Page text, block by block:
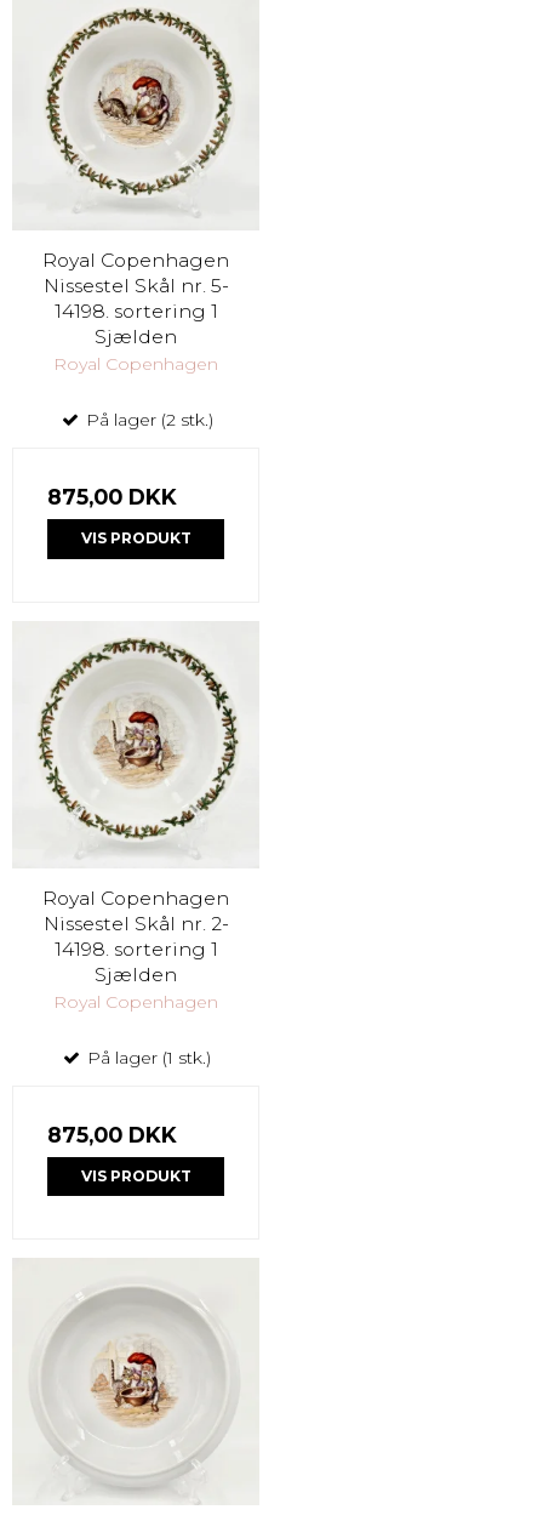
Royal Copenhagen
Nissestel Skål nr. 5-
14198. sortering 1
Sjælden
Royal Copenhagen
På lager (2 stk.)
875,00 DKK
VIS PRODUKT
Royal Copenhagen
Nissestel Skål nr. 2-
14198. sortering 1
Sjælden
Royal Copenhagen
På lager (1 stk.)
875,00 DKK
VIS PRODUKT